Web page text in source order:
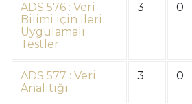
ADS 576 : Veri
Bilimi için İleri
Uygulamalı
Testler
3 0
ADS 577 : Veri
Analitiği
3 0